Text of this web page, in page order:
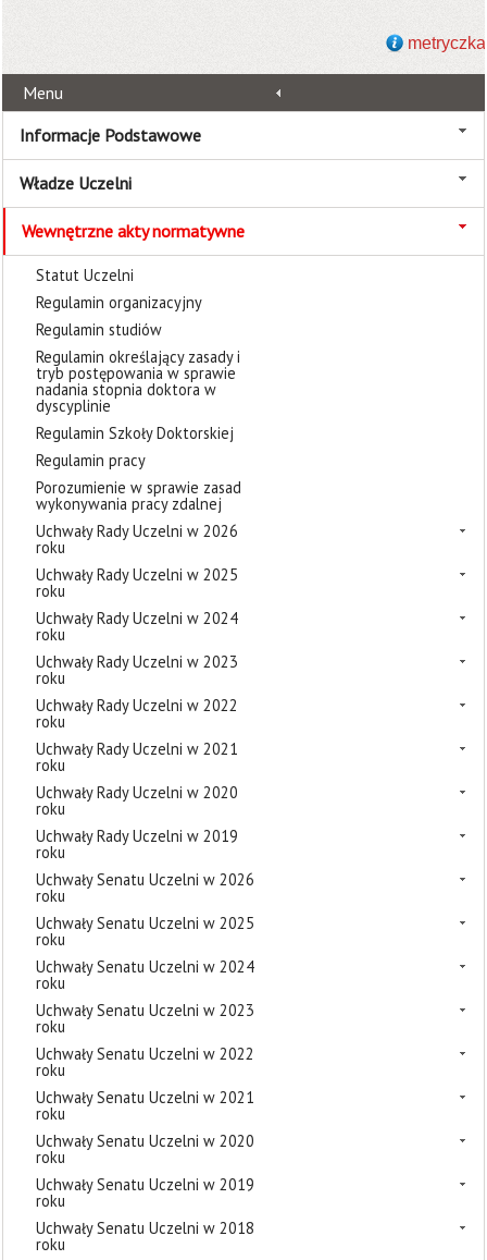
metryczka
Menu
Informacje Podstawowe
Władze Uczelni
Wewnętrzne akty normatywne
Statut Uczelni
Regulamin organizacyjny
Regulamin studiów
Regulamin określający zasady i
tryb postępowania w sprawie
nadania stopnia doktora w
dyscyplinie
Regulamin Szkoły Doktorskiej
Regulamin pracy
Porozumienie w sprawie zasad
wykonywania pracy zdalnej
Uchwały Rady Uczelni w 2026
roku
Uchwały Rady Uczelni w 2025
roku
Uchwały Rady Uczelni w 2024
roku
Uchwały Rady Uczelni w 2023
roku
Uchwały Rady Uczelni w 2022
roku
Uchwały Rady Uczelni w 2021
roku
Uchwały Rady Uczelni w 2020
roku
Uchwały Rady Uczelni w 2019
roku
Uchwały Senatu Uczelni w 2026
roku
Uchwały Senatu Uczelni w 2025
roku
Uchwały Senatu Uczelni w 2024
roku
Uchwały Senatu Uczelni w 2023
roku
Uchwały Senatu Uczelni w 2022
roku
Uchwały Senatu Uczelni w 2021
roku
Uchwały Senatu Uczelni w 2020
roku
Uchwały Senatu Uczelni w 2019
roku
Uchwały Senatu Uczelni w 2018
roku